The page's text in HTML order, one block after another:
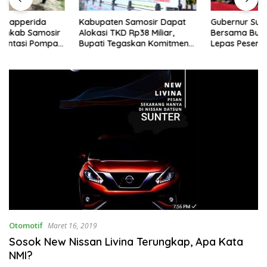
Kabupaten Samosir Dapat
Alokasi TKD Rp38 Miliar,
Bupati Tegaskan Komitmen
Gubernur Sumatera Utara
Bersama Bupati Samosir
Lepas Peserta Lomba 100K
Otomotif Maret 16, 2019
Sosok New Nissan Livina Terungkap, Apa Kata
NMI?